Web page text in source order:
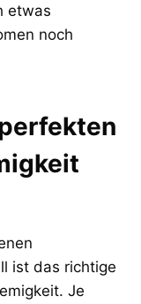
etwas
noch
ist das richtige
Je